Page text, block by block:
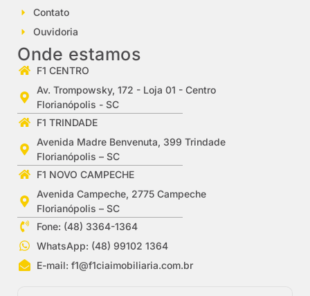
Contato
Ouvidoria
Onde estamos
F1 CENTRO
Av. Trompowsky, 172 - Loja 01 - Centro
Florianópolis - SC
F1 TRINDADE
Avenida Madre Benvenuta, 399 Trindade
Florianópolis – SC
F1 NOVO CAMPECHE
Avenida Campeche, 2775 Campeche
Florianópolis – SC
Fone: (48) 3364-1364
WhatsApp: (48) 99102 1364
E-mail:f1@f1ciaimobiliaria.com.br